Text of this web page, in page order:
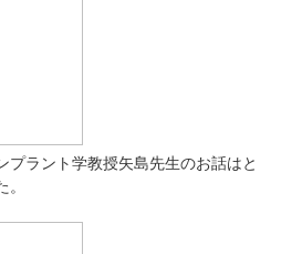
プラント学教授矢島先生のお話はと